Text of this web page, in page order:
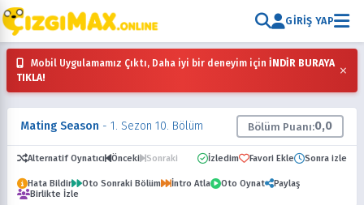
GIRIŞ YAP
Mobil Uygulamamız Çıktı, Daha iyi bir deneyim için İNDİR BURAYA
TIKLA!
×
Mating Season - 1. Sezon 10. Bölüm Bölüm Puanı:0,0
Alternatif Oynatıcı Önceki Sonraki İzledim Favori Ekle Sonra izle
Hata Bildir Oto Sonraki Bölüm İntro Atla Oto Oynat
Paylaş
Birlikte İzle